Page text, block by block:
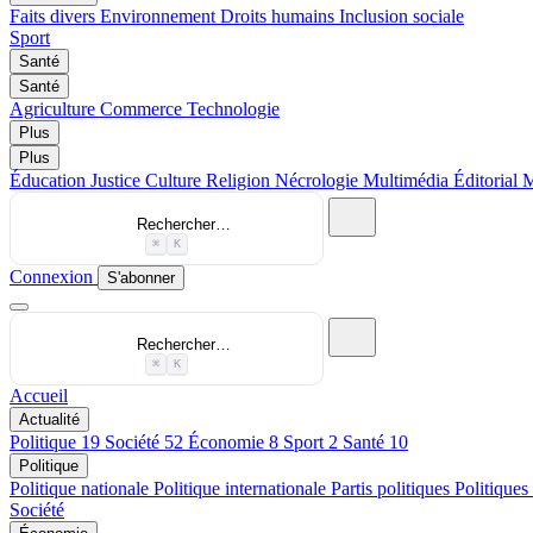
Faits divers Environnement Droits humains Inclusion sociale
Sport
Santé
Santé
Agriculture Commerce Technologie
Plus
Plus
Éducation Justice Culture Religion Nécrologie Multimédia Éditorial
Rechercher…
⌘ K
Connexion S'abonner
Rechercher…
⌘ K
Accueil
Actualité
Politique 19 Société 52 Économie 8 Sport 2 Santé 10
Politique
Politique nationale Politique internationale Partis politiques Politiques
Société